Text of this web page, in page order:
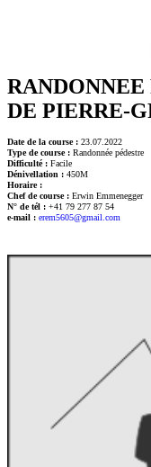
RANDONNEE
DE PIERRE-
Date de la course : 23.07.2022
Type de course : Randonnée pédestre
Difficulté : Facile
Dénivellation : 450M
Horaire :
Chef de course : Erwin Emmenegger
N° de tél : +41 79 277 87 54
e-mail : erem5605@gmail.com